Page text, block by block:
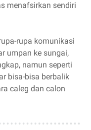
menafsirkan sendiri
rupa komunikasi
umpan ke sungai,
namun seperti
bisa-bisa berbalik
caleg dan calon